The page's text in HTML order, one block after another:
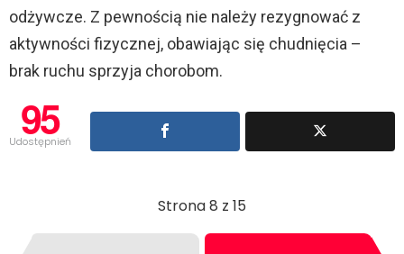
odżywcze. Z pewnością nie należy rezygnować z
aktywności fizycznej, obawiając się chudnięcia –
brak ruchu sprzyja chorobom.
95
Udostępnień
Strona 8 z 15